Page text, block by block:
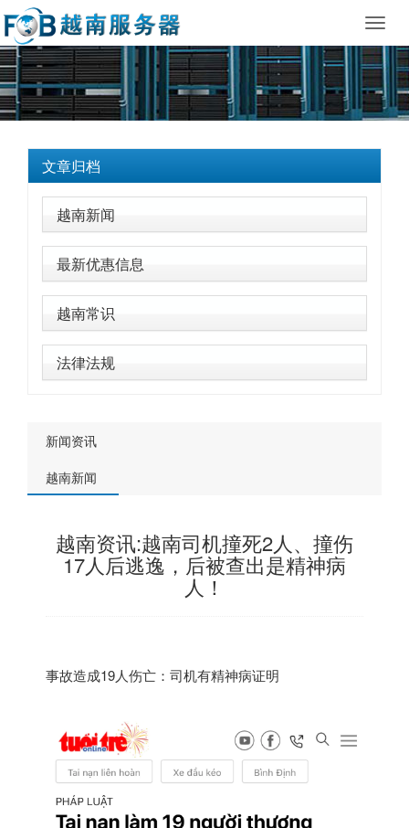
文章归档
越南新闻
最新优惠信息
越南常识
法律法规
新闻资讯
越南新闻
越南资讯:越南司机撞死2人、撞伤
17人后逃逸，后被查出是精神病
人！
事故造成19人伤亡：司机有精神病证明